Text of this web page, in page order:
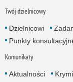
Twój dzielnicowy
Dzielnicowi
Punkty
Komunikaty
Aktualności